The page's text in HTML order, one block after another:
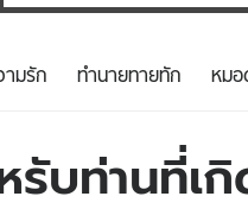
ดูดวง - ตรวจหวย
สถิติหวยไทย
มรัก ทํานายทายทัก หมอ
รับท่านที่เ